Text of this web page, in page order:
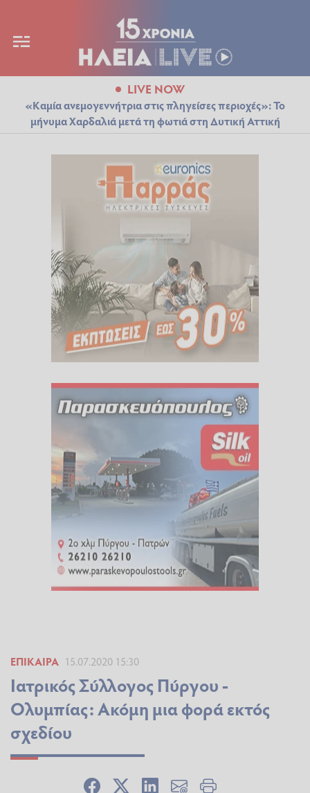
LIVE NOW
«Καμία ανεμογεννήτρια στις πληγείσες περιοχές»: Το
μήνυμα Χαρδαλιά μετά τη φωτιά στη Δυτική Αττική
ΕΠΊΚΑΙΡΑ 15.07.2020 15:30
Ιατρικός Σύλλογος Πύργου -
Ολυμπίας: Ακόμη μια φορά εκτός
σχεδίου